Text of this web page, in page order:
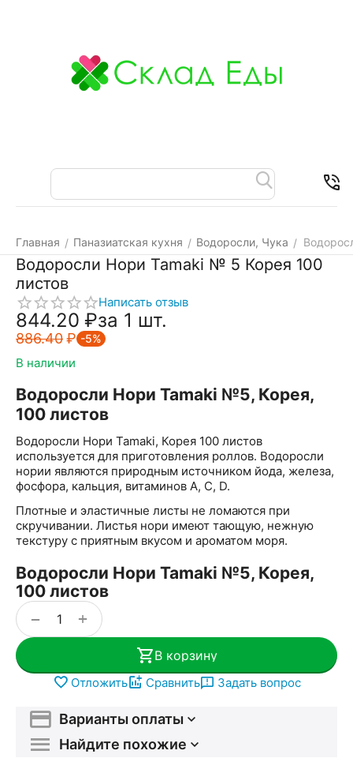
Главная / Паназиатская кухня / Водоросли, Чука /
Водоросли Нори Tamaki № 5 Корея 100
листов
Написать отзыв
844.20 ₽за 1 шт.
886.40₽ -5%
В наличии
Водоросли Нори Tamaki №5, Корея,
100 листов
Водоросли Нори Tamaki, Корея 100 листов
используется для приготовления роллов. Водоросли
нории являются природным источником йода, железа,
фосфора, кальция, витаминов A, C, D.
Плотные и эластичные листы не ломаются при
скручивании. Листья нори имеют тающую, нежную
текстуру с приятным вкусом и ароматом моря.
Водоросли Нори Tamaki №5, Корея,
100 листов
+
−
В корзину
Отложить Сравнить Задать вопрос
Варианты оплаты
Найдите похожие